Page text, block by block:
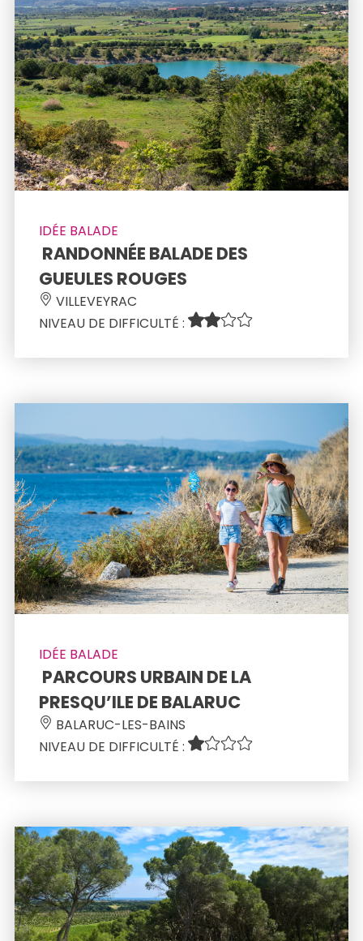
IDÉE BALADE
GUEULES ROUGES
VILLEVEYRAC
NIVEAU DE DIFFICULTÉ :
IDÉE BALADE
PRESQU’ILE DE BALARUC
BALARUC-LES-BAINS
NIVEAU DE DIFFICULTÉ :